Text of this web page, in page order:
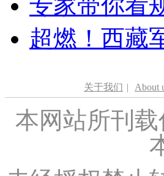
超燃！西藏
关于我们 | About
本网站所刊